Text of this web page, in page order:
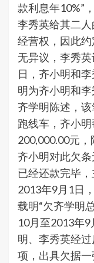
款利息年10%”
李秀英给其二
经营权，因此
无异议，李秀
日，齐小明和
明为齐小明和李
齐学明陈述，
跑线车，齐小
200,000.00元，
齐小明对此欠
已经还款完毕
2013年9月1日
载明“欠齐学明
10月至2013年
明、李秀英经
项，出具欠据